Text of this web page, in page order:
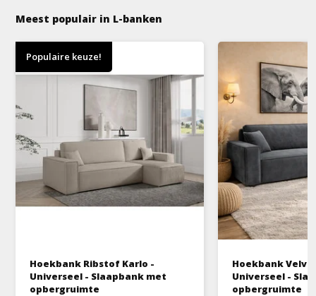
Meest populair in L-banken
Populaire keuze!
Hoekbank Ribstof Karlo -
Universeel - Slaapbank met
opbergruimte
Hoekbank
Universeel -
opbergruimte